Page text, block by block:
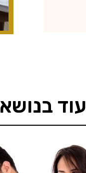
עוד בנושא